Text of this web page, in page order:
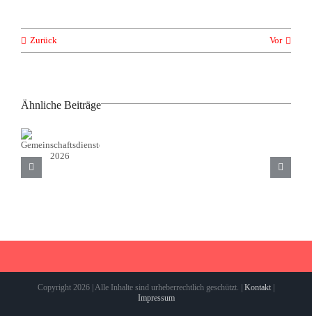
Zurück Vor
Ähnliche Beiträge
Gemeinschaftsdienste
2026
Copyright 2026 | Alle Inhalte sind urheberrechtlich geschützt. | Kontakt |
Impressum